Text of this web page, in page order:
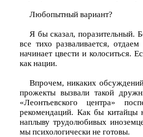
Любопытный вариант?
Я бы сказал, поразительный.
все тихо разваливается,
начинает цвести и колоситься.
как нации.
Впрочем, никаких
прожекты вызвали такой
«Леонтьевского центра»
рекомендаций. Как бы
наплыву трудолюбивых
мы психологически не готовы.